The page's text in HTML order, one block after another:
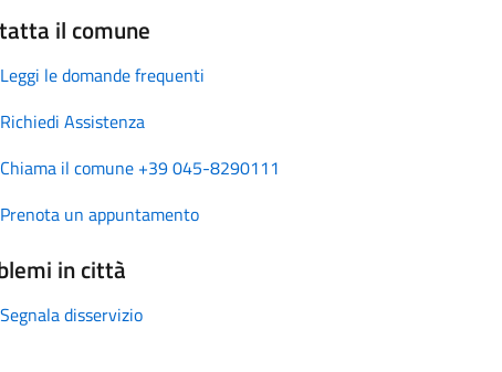
il comune
Leggi le domande frequenti
Richiedi Assistenza
Chiama il comune +39 045-8290111
Prenota un appuntamento
in città
Segnala disservizio